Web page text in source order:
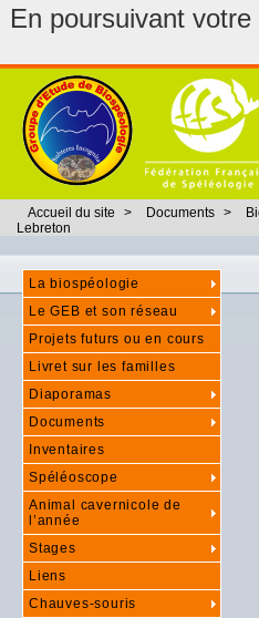
En poursuivant
Accueil du site > Documents >
Lebreton
La biospéologie
Le GEB et son réseau
Projets futurs ou en cours
Livret sur les familles
Diaporamas
Documents
Inventaires
Spéléoscope
Animal cavernicole de
l’année
Stages
Liens
Chauves-souris